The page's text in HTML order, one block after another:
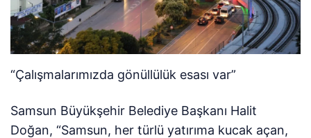
“Çalışmalarımızda gönüllülük esası var”
Samsun Büyükşehir Belediye Başkanı Halit
Doğan, “Samsun, her türlü yatırıma kucak açan,